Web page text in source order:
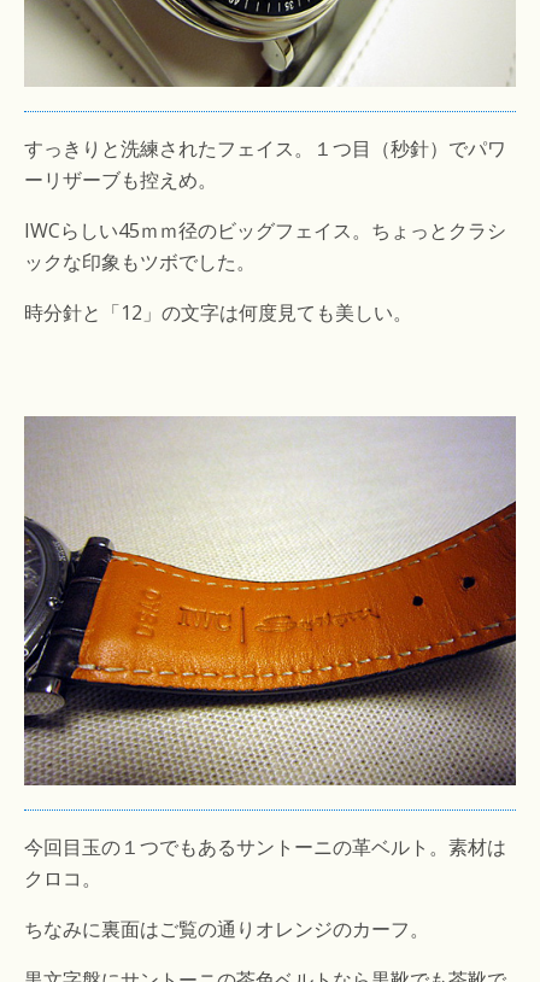
すっきりと洗練されたフェイス。１つ目（秒針）でパワ
ーリザーブも控えめ。
IWCらしい45ｍｍ径のビッグフェイス。ちょっとクラシ
ックな印象もツボでした。
時分針と「12」の文字は何度見ても美しい。
今回目玉の１つでもあるサントーニの革ベルト。素材は
クロコ。
ちなみに裏面はご覧の通りオレンジのカーフ。